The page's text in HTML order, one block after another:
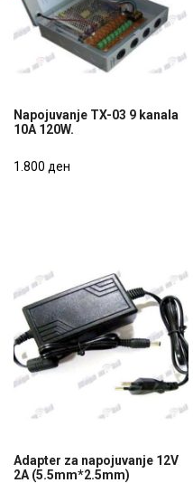
10A 120W.
Napojuvanje TX-03 9 kanala
10A 120W.
1.800 ден
Adapter za napojuvanje 12V
2A (5.5mm*2.5mm)